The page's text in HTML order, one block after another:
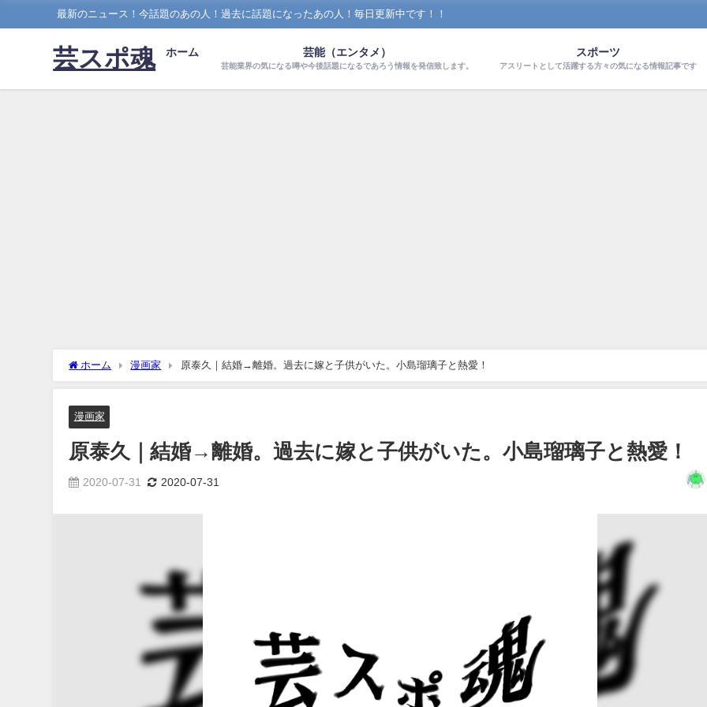
最新のニュース！今話題のあの人！過去に話題になったあの人！毎日更新中です！！
芸スポ魂 ホーム 芸能（エンタメ）
芸能業界の気になる噂や今後話題になるであろう情報を発信致します。
スポーツ
アスリートとして活躍する方々の気になる情報記事です
ホーム 漫画家 原泰久｜結婚→離婚。過去に嫁と子供がいた。小島瑠璃子と熱愛！
漫画家
原泰久｜結婚→離婚。過去に嫁と子供がいた。小島瑠璃子と熱愛！
2020-07-31 2020-07-31